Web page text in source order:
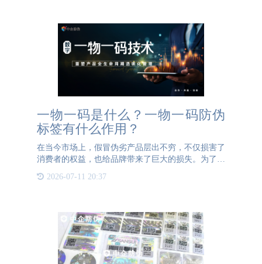
一物一码是什么？一物一码防伪
标签有什么作用？
在当今市场上，假冒伪劣产品层出不穷，不仅损害了
消费者的权益，也给品牌带来了巨大的损失。为了有
效打击假冒产品，一物一码防伪标签应运而生。那
么，一物一码是什么？一物一码防伪标签又是什么？
2026-07-11 20:37